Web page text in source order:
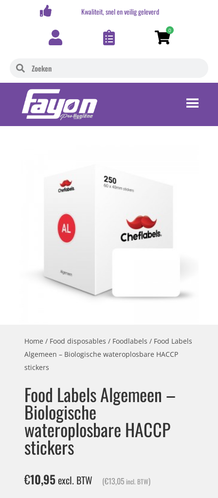
Kwaliteit, snel en veilig geleverd
0
Home / Food disposables / Foodlabels / Food Labels
Algemeen – Biologische wateroplosbare HACCP
stickers
Food Labels Algemeen –
Biologische
wateroplosbare HACCP
stickers
€10,95excl. BTW (€13,05 incl. BTW)